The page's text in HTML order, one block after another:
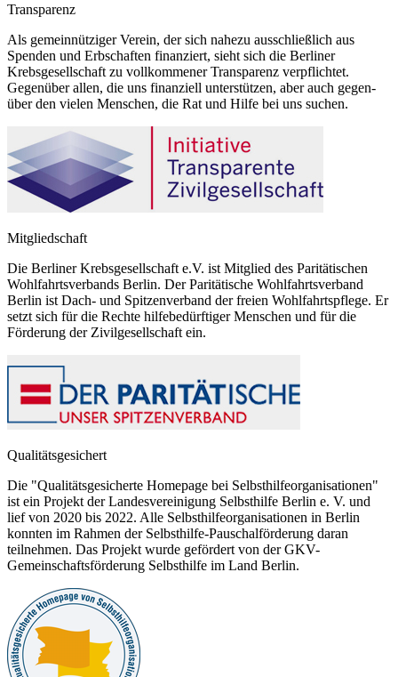
Transparenz
Als gemeinnütziger Verein, der sich nahezu ausschließlich aus
Spenden und Erbschaften finanziert, sieht sich die Berliner
Krebsgesellschaft zu vollkommener Transparenz verpflichtet.
Gegenüber allen, die uns finanziell unterstützen, aber auch gegen-
über den vielen Menschen, die Rat und Hilfe bei uns suchen.
Mitgliedschaft
Die Berliner Krebsgesellschaft e.V. ist Mitglied des Paritätischen
Wohlfahrtsverbands Berlin. Der Paritätische Wohlfahrtsverband
Berlin ist Dach- und Spitzenverband der freien Wohlfahrtspflege. Er
setzt sich für die Rechte hilfebedürftiger Menschen und für die
Förderung der Zivilgesellschaft ein.
Qualitätsgesichert
Die "Qualitätsgesicherte Homepage bei Selbsthilfeorganisationen"
ist ein Projekt der Landesvereinigung Selbsthilfe Berlin e. V. und
lief von 2020 bis 2022. Alle Selbsthilfeorganisationen in Berlin
konnten im Rahmen der Selbsthilfe-Pauschalförderung daran
teilnehmen. Das Projekt wurde gefördert von der GKV-
Gemeinschaftsförderung Selbsthilfe im Land Berlin.